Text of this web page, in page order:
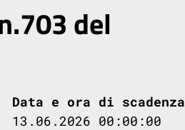
del
Data e ora di scadenza
13.06.2026 00:00:00